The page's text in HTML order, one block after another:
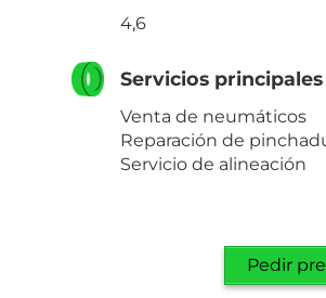
4,6
Servicios principales
Venta de neumáticos
Reparación de
Servicio de alineación
Pedir